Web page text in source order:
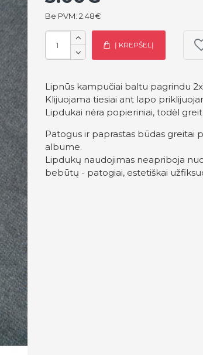
Be PVM: 2.48€
Į KREPŠELĮ
Lipnūs kampučiai baltu pagrindu
Klijuojama tiesiai ant lapo
Lipdukai nėra popieriniai, todėl
Patogus ir paprastas būdas greitai
albume.
Lipdukų naudojimas neapriboja
bebūtų - patogiai, estetiškai